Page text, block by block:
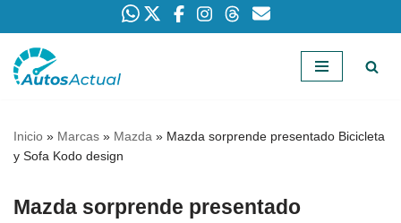
Saltar
Inicio » Marcas » Mazda » Mazda sorprende presentado Bicicleta
y Sofa Kodo design
Mazda sorprende presentado